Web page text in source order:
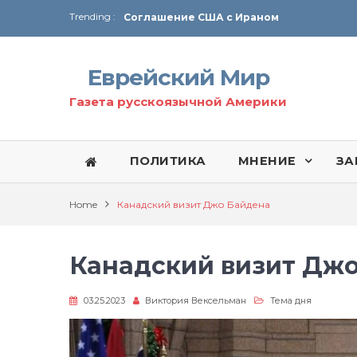
Trending :
Технология Революции в Иране
Еврейский Мир
Газета русскоязычной Америки
ПОЛИТИКА МНЕНИЕ
Home Канадский визит Джо Байдена
Канадский визит
03.25.2023 Виктория Вексельман Тема дня